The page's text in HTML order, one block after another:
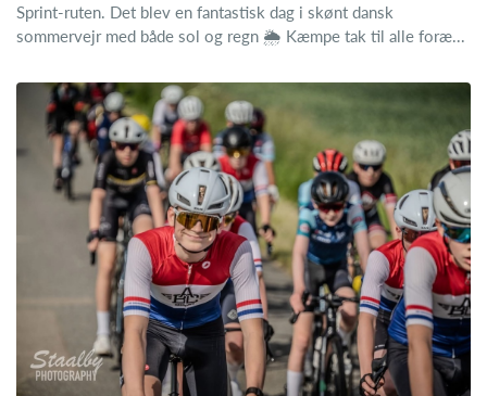
Sprint-ruten. Det blev en fantastisk dag i skønt dansk
sommervejr med både sol og regn 🌦️ Kæmpe tak til alle foræ...